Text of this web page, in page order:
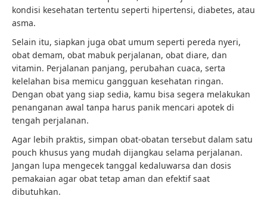
kondisi kesehatan tertentu seperti hipertensi, diabetes, atau
asma.
Selain itu, siapkan juga obat umum seperti pereda nyeri,
obat demam, obat mabuk perjalanan, obat diare, dan
vitamin. Perjalanan panjang, perubahan cuaca, serta
kelelahan bisa memicu gangguan kesehatan ringan.
Dengan obat yang siap sedia, kamu bisa segera melakukan
penanganan awal tanpa harus panik mencari apotek di
tengah perjalanan.
Agar lebih praktis, simpan obat-obatan tersebut dalam satu
pouch khusus yang mudah dijangkau selama perjalanan.
Jangan lupa mengecek tanggal kedaluwarsa dan dosis
pemakaian agar obat tetap aman dan efektif saat
dibutuhkan.